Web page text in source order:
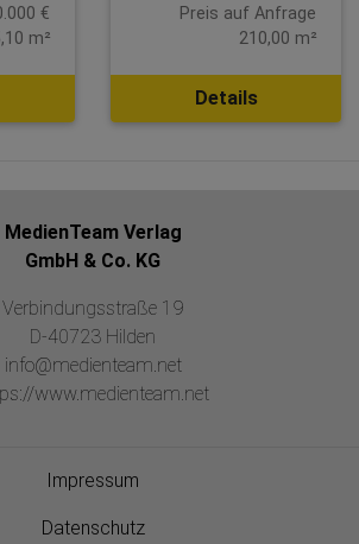
€
m²
Preis auf Anfrage
210,00 m²
Details
MedienTeam Verlag
GmbH & Co. KG
Verbindungsstraße 19
D-40723 Hilden
info@medienteam.net
www.medienteam.net
Impressum
Datenschutz